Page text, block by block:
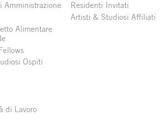
Amministrazione
Alimentare
Ospiti
di Lavoro
Residenti Invitati
Artisti & Studiosi Affiliati